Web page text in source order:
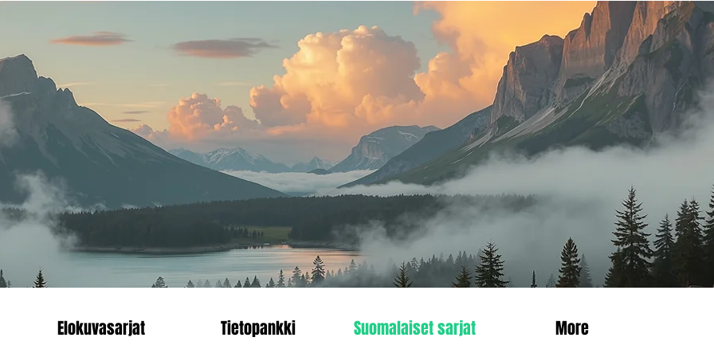
Heading 1
Elokuvasarjat Tietopankki Suomalaiset sarjat More